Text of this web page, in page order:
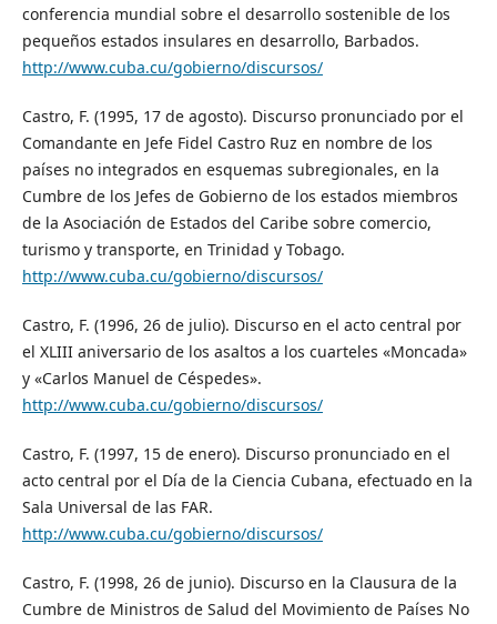
conferencia mundial sobre el desarrollo sostenible de los
pequeños estados insulares en desarrollo, Barbados.
http://www.cuba.cu/gobierno/discursos/
Castro, F. (1995, 17 de agosto). Discurso pronunciado por el
Comandante en Jefe Fidel Castro Ruz en nombre de los
países no integrados en esquemas subregionales, en la
Cumbre de los Jefes de Gobierno de los estados miembros
de la Asociación de Estados del Caribe sobre comercio,
turismo y transporte, en Trinidad y Tobago.
http://www.cuba.cu/gobierno/discursos/
Castro, F. (1996, 26 de julio). Discurso en el acto central por
el XLIII aniversario de los asaltos a los cuarteles «Moncada»
y «Carlos Manuel de Céspedes».
http://www.cuba.cu/gobierno/discursos/
Castro, F. (1997, 15 de enero). Discurso pronunciado en el
acto central por el Día de la Ciencia Cubana, efectuado en la
Sala Universal de las FAR.
http://www.cuba.cu/gobierno/discursos/
Castro, F. (1998, 26 de junio). Discurso en la Clausura de la
Cumbre de Ministros de Salud del Movimiento de Países No